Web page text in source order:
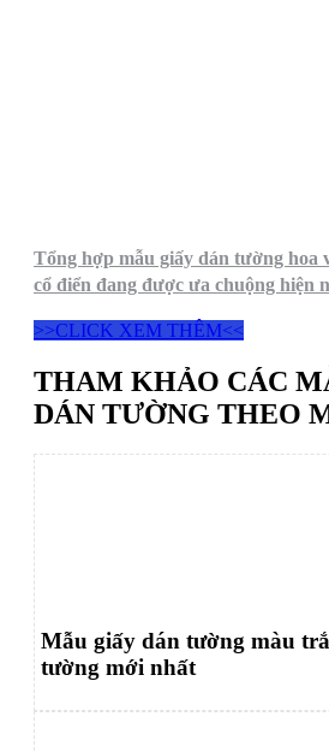
Tổng hợp mẫu giấy dán tường hoa
cổ điển đang được ưa chuộng hiện
>>CLICK XEM THÊM<<
THAM KHẢO CÁC
DÁN TƯỜNG THEO
Mẫu giấy dán tường màu
tường mới nhất